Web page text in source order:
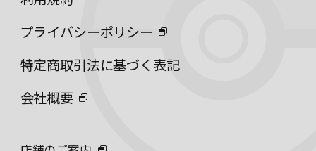
プライバシーポリシー
特定商取引法に基づく表記
会社概要